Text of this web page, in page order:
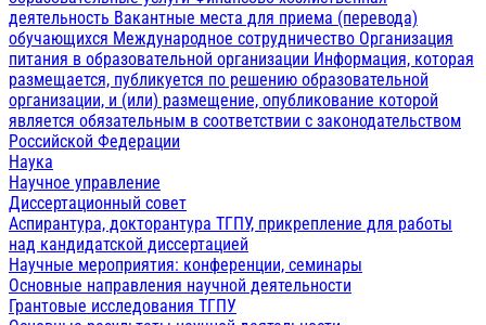
деятельность Вакантные места для приема (перевода)
обучающихся Международное сотрудничество Организация
питания в образовательной организации Информация, которая
размещается, публикуется по решению образовательной
организации, и (или) размещение, опубликование которой
является обязательным в соответствии с законодательством
Российской Федерации
Наука
Научное управление
Диссертационный совет
Аспирантура, докторантура ТГПУ, прикрепление для работы
над кандидатской диссертацией
Научные мероприятия: конференции, семинары
Основные направления научной деятельности
Грантовые исследования ТГПУ